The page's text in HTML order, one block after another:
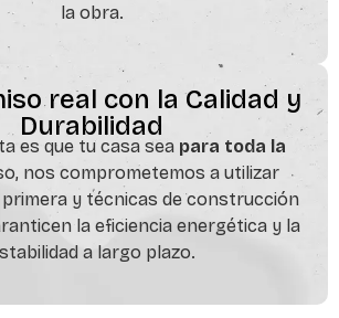
la obra.
real con la Calidad y
Durabilidad
es que tu casa sea para toda la
nos comprometemos a utilizar
y técnicas de construcción
la eficiencia energética y la
a largo plazo.